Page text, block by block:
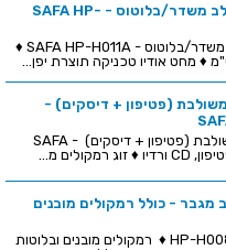
פטיפון מקצועי משולב משדר/בלוטוס - SAFA HP-
פטיפון מקצועי משולב משדר/בלוטוס - SAFA HP-H011A ♦
(פטיפון + דיסקים) -
מערכת שמע רטרו משולבת (פטיפון + דיסקים) - SAFA
מגבר - כולל רמקולים מובנים
פטיפון מקצועי HP-H008 PRO‏ ♦ רמקולים מובנים ובלוטות